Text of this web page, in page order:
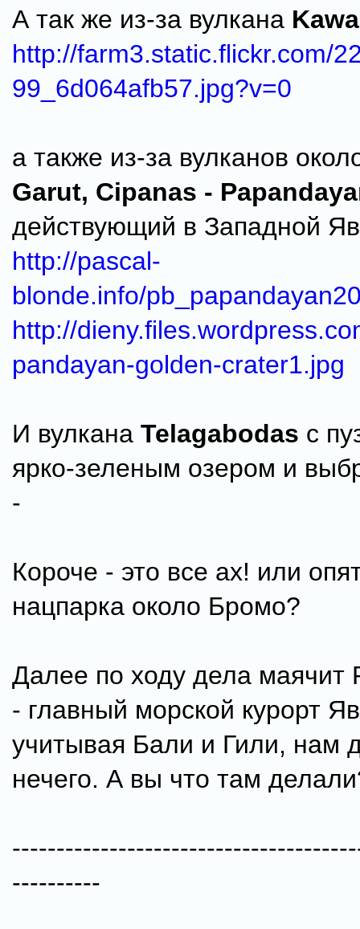
А так же из-за вулкана
http://farm3.static.flickr.com/
99_6d064afb57.jpg?v=0
а также из-за вулканов
Garut, Cipanas -
действующий в Западной
http://pascal-
blonde.info/
http://
pandayan-golden-crater1.jpg
И вулкана Telagabodas с
ярко-зеленым озером и
-
Короче - это все ах! или
нацпарка около Бромо?
Далее по ходу дела маячит
- главный морской курорт
учитывая Бали и Гили, нам
нечего. А вы что там
----------